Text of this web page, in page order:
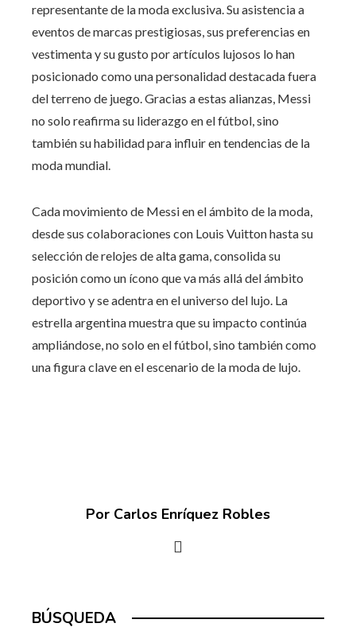
representante de la moda exclusiva. Su asistencia a
eventos de marcas prestigiosas, sus preferencias en
vestimenta y su gusto por artículos lujosos lo han
posicionado como una personalidad destacada fuera
del terreno de juego. Gracias a estas alianzas, Messi
no solo reafirma su liderazgo en el fútbol, sino
también su habilidad para influir en tendencias de la
moda mundial.
Cada movimiento de Messi en el ámbito de la moda,
desde sus colaboraciones con Louis Vuitton hasta su
selección de relojes de alta gama, consolida su
posición como un ícono que va más allá del ámbito
deportivo y se adentra en el universo del lujo. La
estrella argentina muestra que su impacto continúa
ampliándose, no solo en el fútbol, sino también como
una figura clave en el escenario de la moda de lujo.
Por Carlos Enríquez Robles
BÚSQUEDA